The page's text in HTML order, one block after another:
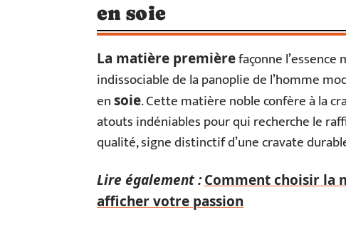
en soie
La matière premièrefaçonne
indissociable de la panoplie de l’homme
ensoie. Cette matière noble confère à la
atouts indéniables pour qui recherche le
qualité, signe distinctif d’une cravate
Lire également :Comment choisir la
afficher votre passion